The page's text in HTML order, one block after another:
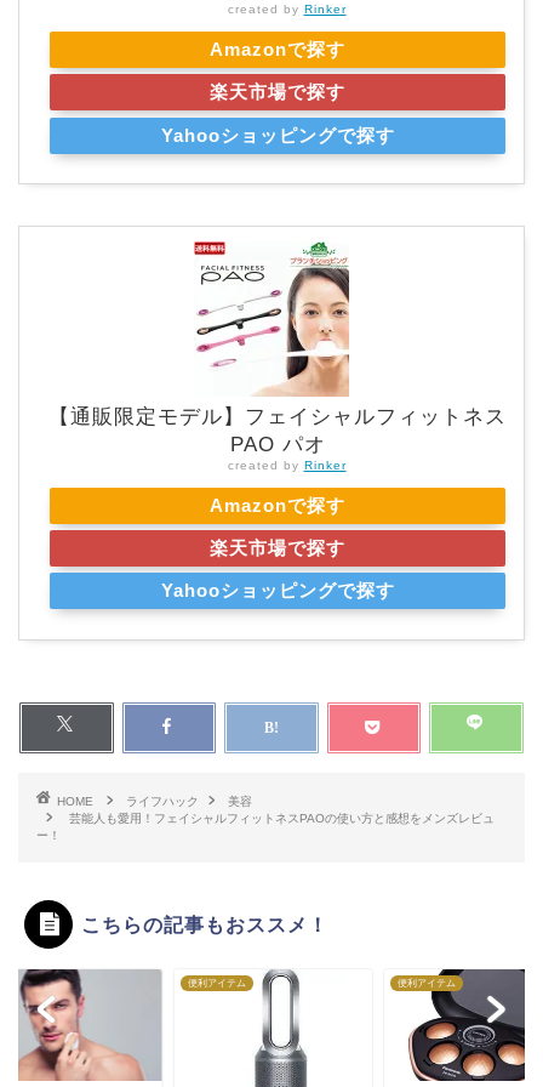
created by Rinker
Amazonで探す
楽天市場で探す
Yahooショッピングで探す
【通販限定モデル】フェイシャルフィットネス
PAO パオ
created by Rinker
Amazonで探す
楽天市場で探す
Yahooショッピングで探す
HOME ライフハック
美容
芸能人も愛用！フェイシャルフィットネスPAOの使い方と感想をメンズレビュ
ー！
こちらの記事もおススメ！
便利アイテム 便利アイテム